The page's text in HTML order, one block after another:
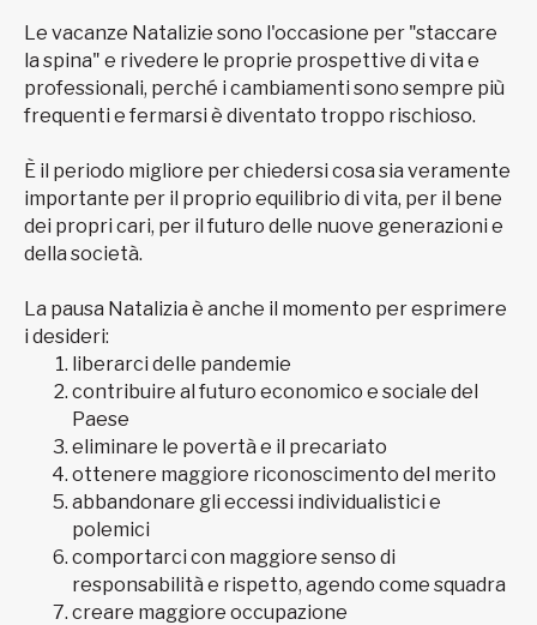
Le vacanze Natalizie sono l'occasione per "staccare
la spina" e rivedere le proprie prospettive di vita e
professionali, perché i cambiamenti sono sempre più
frequenti e fermarsi è diventato troppo rischioso.
È il periodo migliore per chiedersi cosa sia veramente
importante per il proprio equilibrio di vita, per il bene
dei propri cari, per il futuro delle nuove generazioni e
della società.
La pausa Natalizia è anche il momento per esprimere
i desideri:
liberarci delle pandemie
contribuire al futuro economico e sociale del
Paese
eliminare le povertà e il precariato
ottenere maggiore riconoscimento del merito
abbandonare gli eccessi individualistici e
polemici
comportarci con maggiore senso di
responsabilità e rispetto, agendo come squadra
creare maggiore occupazione